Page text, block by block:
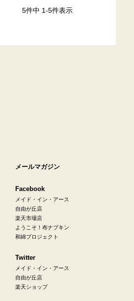
5件中 1-5件表示
メールマガジン
Facebook
メイド・イン・アース
自由が丘店
楽天市場店
ようこそ！布ナプキン
和綿プロジェクト
Twitter
メイド・イン・アース
自由が丘店
楽天ショップ